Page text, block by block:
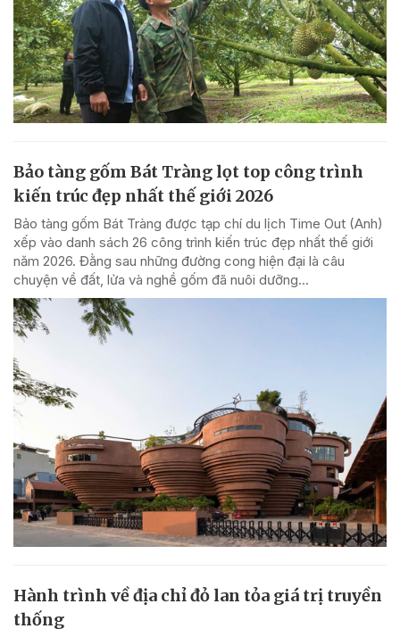
Bảo tàng gốm Bát Tràng lọt top công trình
kiến trúc đẹp nhất thế giới 2026
Bảo tàng gốm Bát Tràng được tạp chí du lịch Time Out (Anh)
xếp vào danh sách 26 công trình kiến trúc đẹp nhất thế giới
năm 2026. Đằng sau những đường cong hiện đại là câu
chuyện về đất, lửa và nghề gốm đã nuôi dưỡng...
Hành trình về địa chỉ đỏ lan tỏa giá trị truyền
thống